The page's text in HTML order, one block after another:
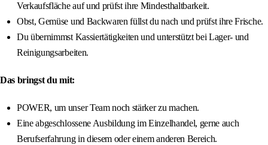
Verkaufsfläche auf und prüfst ihre Mindesthaltbarkeit.
Obst, Gemüse und Backwaren füllst du nach und prüfst ihre Frische.
Du übernimmst Kassiertätigkeiten und unterstützt bei Lager- und
Reinigungsarbeiten.
Das bringst du mit:
POWER, um unser Team noch stärker zu machen.
Eine abgeschlossene Ausbildung im Einzelhandel, gerne auch
Berufserfahrung in diesem oder einem anderen Bereich.